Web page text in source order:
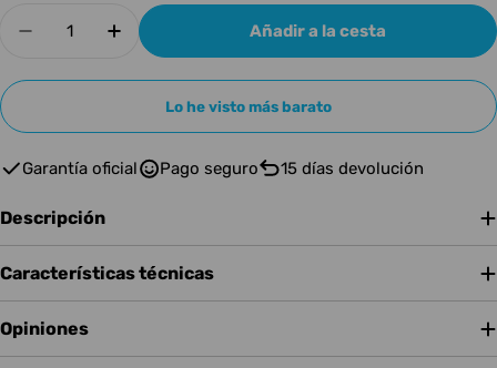
Disminuir cantidad para u-He Hive 2
Aumentar cantidad para u-He Hive 2
Añadir a la cesta
Lo he visto más barato
Garantía oficial Pago seguro 15 días devolución
Descripción
Características técnicas
Opiniones